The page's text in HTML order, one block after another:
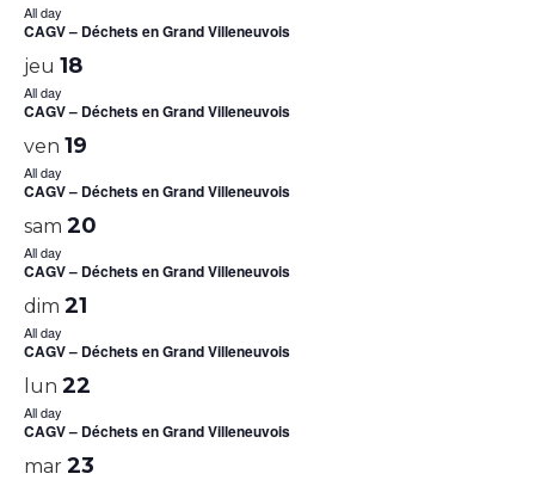
All day
CAGV – Déchets en Grand Villeneuvois
jeu 18
All day
CAGV – Déchets en Grand Villeneuvois
ven 19
All day
CAGV – Déchets en Grand Villeneuvois
sam 20
All day
CAGV – Déchets en Grand Villeneuvois
dim 21
All day
CAGV – Déchets en Grand Villeneuvois
lun 22
All day
CAGV – Déchets en Grand Villeneuvois
mar 23